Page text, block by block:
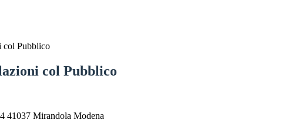
Pubblico
col Pubblico
41037 Mirandola Modena